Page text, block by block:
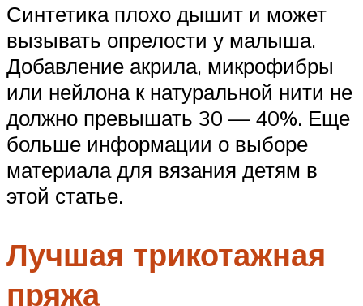
Синтетика плохо дышит и может
вызывать опрелости у малыша.
Добавление акрила, микрофибры
или нейлона к натуральной нити не
должно превышать 30 — 40%. Еще
больше информации о выборе
материала для вязания детям в
этой статье.
Лучшая трикотажная
пряжа